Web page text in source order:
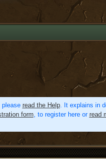
please read the Help. It explains in
form, to register here or read